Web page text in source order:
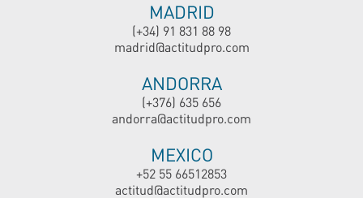
MADRID
(+34) 91 831 88 98
madrid@actitudpro.com
ANDORRA
(+376) 635 656
andorra@actitudpro.com
MEXICO
+52 55 66512853
actitud@actitudpro.com